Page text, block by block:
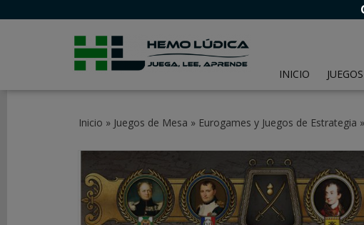
INICIO JUEGOS
MESA
JUEGOS
Inicio » Juegos de Mesa » Eurogames y Juegos de Estrategia »